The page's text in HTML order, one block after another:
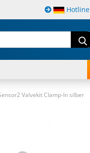
Hotline
Valvekit Clamp-In silber